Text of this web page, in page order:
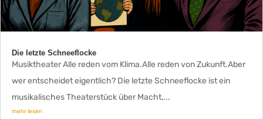
Die letzte Schneeflocke
Musiktheater Alle reden vom Klima.Alle reden von Zukunft.Aber
wer entscheidet eigentlich? Die letzte Schneeflocke ist ein
musikalisches Theaterstück über Macht,...
mehr lesen